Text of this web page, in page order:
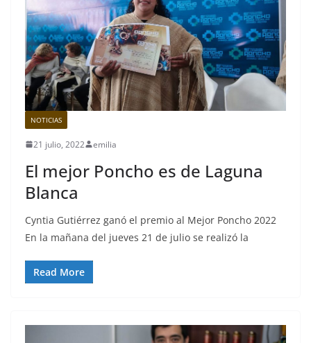
NOTICIAS
21 julio, 2022 emilia
El mejor Poncho es de Laguna
Blanca
Cyntia Gutiérrez ganó el premio al Mejor Poncho 2022
En la mañana del jueves 21 de julio se realizó la
Read More